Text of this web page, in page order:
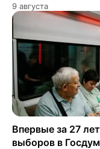
9 августа
Впервые за 27
выборов в